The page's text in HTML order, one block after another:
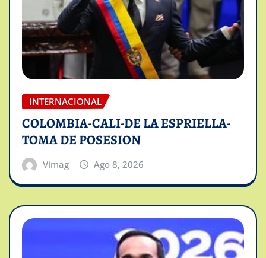
INTERNACIONAL
COLOMBIA-CALI-DE LA ESPRIELLA-
TOMA DE POSESION
Vimag Ago 8, 2026